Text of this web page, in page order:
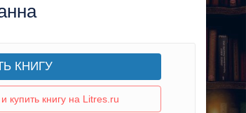
КНИГУ
купить книгу на Litres.ru